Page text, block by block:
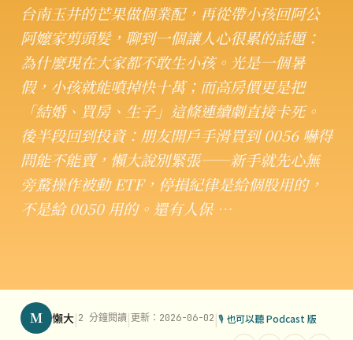
台南玉井的芒果做個業配，再從帶小孩回阿公
阿嬤家剪頭髮，聊到一個讓人心很累的話題：
為什麼現在大家都不敢生小孩。光是一個暑
假，小孩就能噴掉快十萬；而高房價更是把
「結婚、買房、生子」這條連續劇直接卡死。
後半段回到投資：朋友開戶手滑買到 0056 嚇得
問能不能賣，懶大說別緊張——新手就先心無
旁騖操作被動 ETF，停損紀律是給個股用的，
不是給 0050 用的。還有人保 …
M 懶大|2 分鐘閱讀|更新：2026-06-02|🎙 也可以聽 Podcast 版